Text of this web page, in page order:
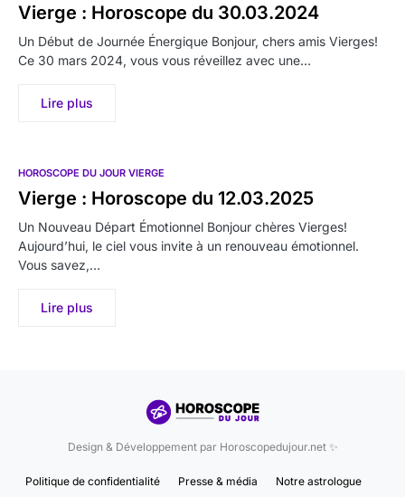
Vierge : Horoscope du 30.03.2024
Un Début de Journée Énergique Bonjour, chers amis Vierges!
Ce 30 mars 2024, vous vous réveillez avec une…
Lire plus
HOROSCOPE DU JOUR VIERGE
Vierge : Horoscope du 12.03.2025
Un Nouveau Départ Émotionnel Bonjour chères Vierges!
Aujourd’hui, le ciel vous invite à un renouveau émotionnel.
Vous savez,…
Lire plus
Design & Développement par Horoscopedujour.net ✨
Politique de confidentialité Presse & média Notre astrologue